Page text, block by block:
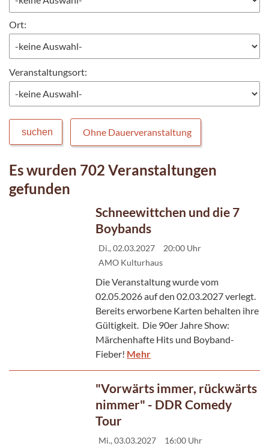
Ort:
Veranstaltungsort:
suchen Ohne Dauerveranstaltung
Es wurden 702 Veranstaltungen
gefunden
Schneewittchen und die 7
Boybands
Di., 02.03.2027
20:00 Uhr
AMO Kulturhaus
Die Veranstaltung wurde vom
02.05.2026 auf den 02.03.2027 verlegt.
Bereits erworbene Karten behalten ihre
Gültigkeit. Die 90er Jahre Show:
Märchenhafte Hits und Boyband-
Fieber! Mehr
"Vorwärts immer, rückwärts
nimmer" - DDR Comedy
Tour
Mi., 03.03.2027
16:00 Uhr